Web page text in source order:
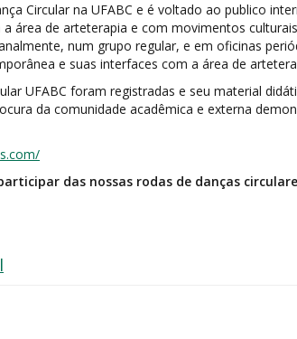
Circular na UFABC e é voltado ao publico
área de arteterapia e com movimentos
num grupo regular, e em oficinas
e suas interfaces com a área de
UFABC foram registradas e seu material
da comunidade acadêmica e externa
das nossas rodas de danças